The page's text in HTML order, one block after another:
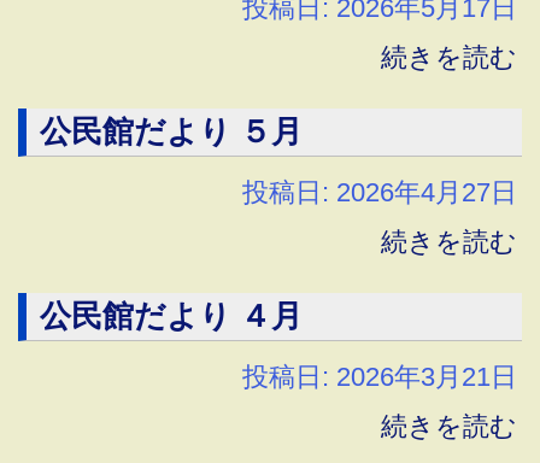
投稿日: 2026年5月17日
続きを読む
公民館だより ５月
投稿日: 2026年4月27日
続きを読む
公民館だより ４月
投稿日: 2026年3月21日
続きを読む